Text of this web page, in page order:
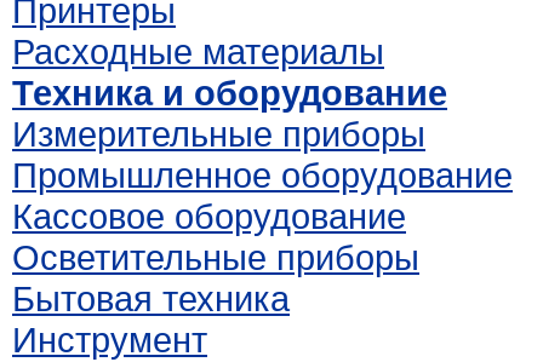
Принтеры
Расходные материалы
Техника и оборудование
Измерительные приборы
Промышленное оборудование
Кассовое оборудование
Осветительные приборы
Бытовая техника
Инструмент